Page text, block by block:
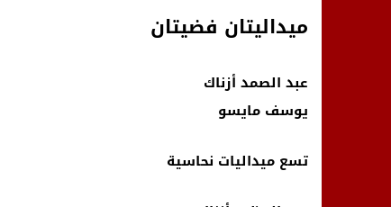
ميداليتان فضيتان
عبد الصمد أزناك
يوسف مايسو
تسع ميداليات نحاسية